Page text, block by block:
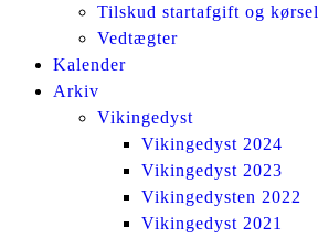
Tilskud startafgift og kørsel
Vedtægter
Kalender
Arkiv
Vikingedyst
Vikingedyst 2024
Vikingedyst 2023
Vikingedysten 2022
Vikingedyst 2021